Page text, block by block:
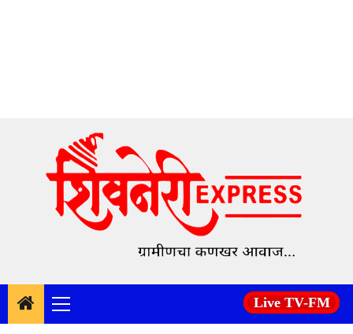
content
Primary
Menu
Live TV-FM